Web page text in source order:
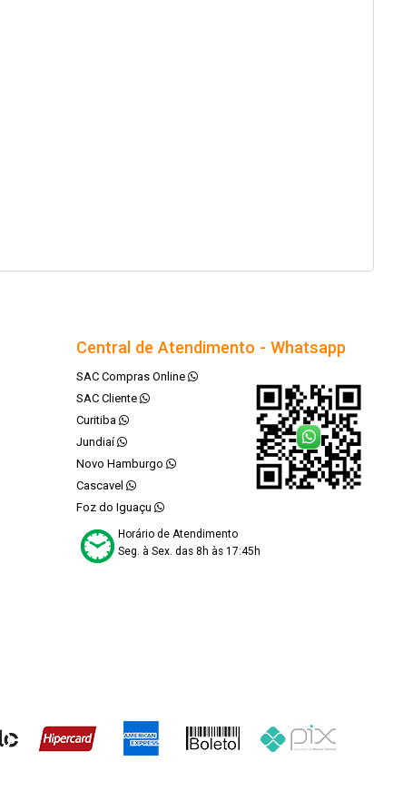
Central de Atendimento - Whatsapp
SAC Compras Online
SAC Cliente
Curitiba
Jundiaí
Novo Hamburgo
Cascavel
Foz do Iguaçu
Horário de Atendimento
Seg. à Sex. das 8h às 17:45h